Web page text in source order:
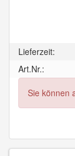
Lieferzeit:
Art.Nr.:
Sie können